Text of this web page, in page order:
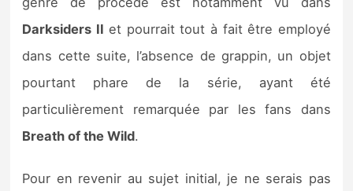
Darksiders II et pourrait tout à fait être employé
dans cette suite, l’absence de grappin, un objet
pourtant phare de la série, ayant été
particulièrement remarquée par les fans dans
Breath of the Wild.
Pour en revenir au sujet initial, je ne serais pas